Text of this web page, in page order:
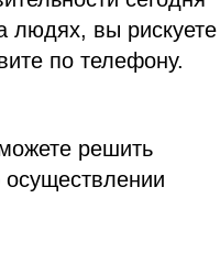
людях, вы рискуете
по телефону.
решить